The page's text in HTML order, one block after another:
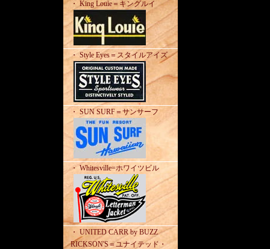
・ King Louie＝キングルイ
・ Style Eyes＝スタイルアイズ
・ SUN SURF＝サンサーフ
・ Whitesville=ホワイツビル
・ UNITED CARR by BUZZ
RICKSON'S＝ユナイテッド・